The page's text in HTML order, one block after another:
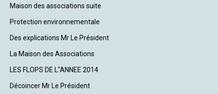
Maison des associations suite
Protection environnementale
Des explications Mr Le Président
La Maison des Associations
LES FLOPS DE L"ANNEE 2014
Décoincer Mr Le Président